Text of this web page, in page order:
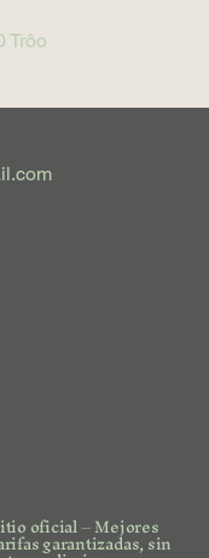
Trôo
oficial – Mejores
garantizadas, sin